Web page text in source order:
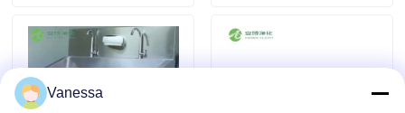
Modularer Operationssaal
Modularer Reinraum
Vanessa